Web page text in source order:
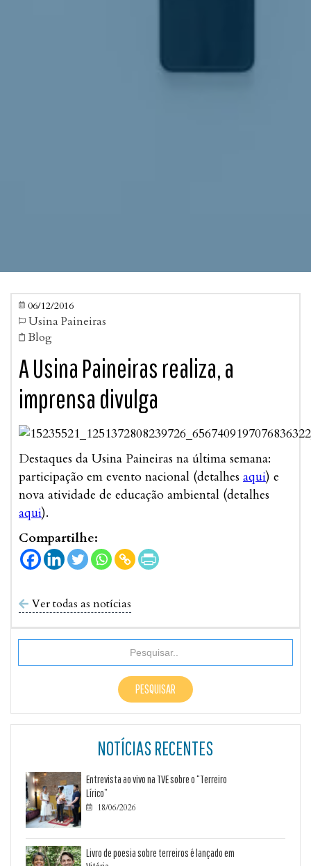
 06/12/2016
 Usina Paineiras
 Blog
A Usina Paineiras realiza, a
imprensa divulga
Destaques da Usina Paineiras na última semana:
participação em evento nacional (detalhes aqui) e
nova atividade de educação ambiental (detalhes
aqui).
Compartilhe:
 Ver todas as notícias
NOTÍCIAS RECENTES
Entrevista ao vivo na TVE sobre o “Terreiro
Lírico”
 18/06/2026
Livro de poesia sobre terreiros é lançado em